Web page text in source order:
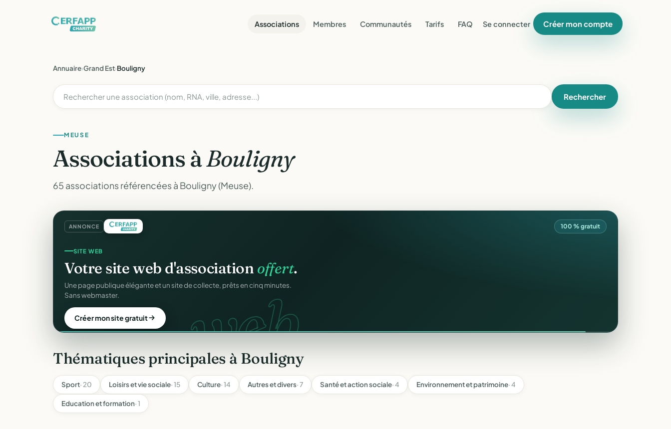
Associations Membres Communautés Tarifs FAQ Se connecter Créer mon compte
Annuaire›Grand Est›Bouligny
Rechercher
MEUSE
Associations àBouligny
65 associations référencées à Bouligny (Meuse).
ANNONCE 100 % gratuit
CERFA.
REÇUS FISCAUX
Vos reçusCERFAautomatiques.
Générés et envoyés à vos donateurs en un clic, conformes au modèle
officiel n°11580.
Automatiser mes reçus
Thématiques principales à Bouligny
Sport· 20 Loisirs et vie sociale· 15 Culture· 14 Autres et divers· 7 Santé et action sociale· 4 Environnement et patrimoine· 4
Education et formation· 1